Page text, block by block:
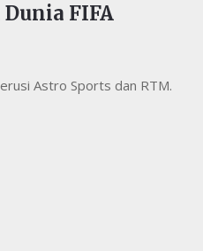
FIFA
Astro Sports dan RTM.